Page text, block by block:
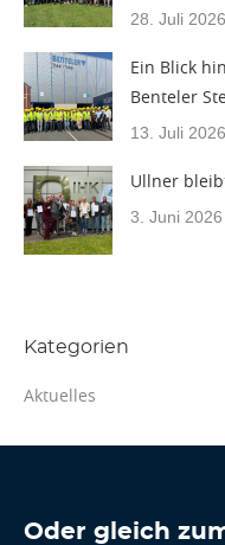
28. Juli 2026
Ein Blick
Benteler
13. Juli 2026
Ullner
3. Juni 2026
Kategorien
Aktuelles
Oder gleich